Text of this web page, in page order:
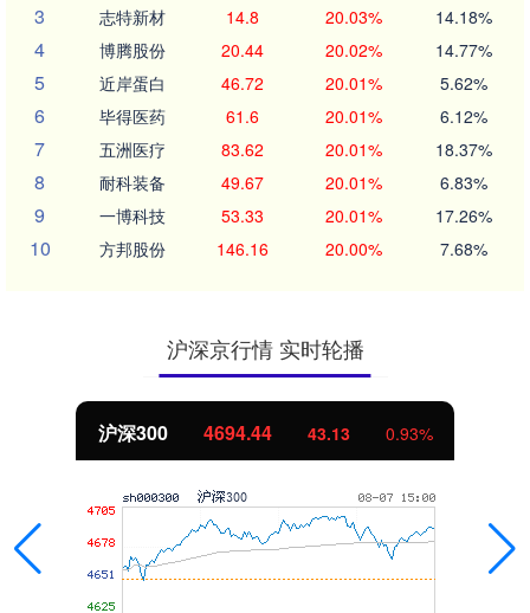
3 志特新材 14.8 20.03% 14.18%
4 博腾股份 20.44 20.02% 14.77%
5 近岸蛋白 46.72 20.01% 5.62%
6 毕得医药 61.6 20.01% 6.12%
7 五洲医疗 83.62 20.01% 18.37%
8 耐科装备 49.67 20.01% 6.83%
9 一博科技 53.33 20.01% 17.26%
10 方邦股份 146.16 20.00% 7.68%
沪深京行情 实时轮播
北证50 1134.24